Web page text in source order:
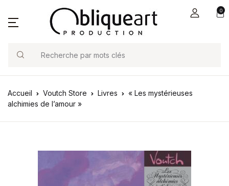
0
Search
Accueil Voutch Store Livres
« Les mystérieuses
alchimies de l’amour »